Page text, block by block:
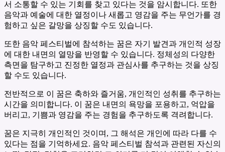
서 소통할 수 있는 기회를 찾고 있다는 것을 암시합니다. 또한
음악과 예술에 대한 열정이나 새롭고 영감을 주는 무언가를 경
험하고 싶은 갈망을 상징할 수도 있습니다.
또한 음악 페스티벌에 참석하는 꿈은 자기 발견과 개인적 성장
에 대한 내면의 열망을 반영할 수 있습니다. 정체성의 다양한
측면을 탐구하고 진정한 열정과 관심사를 추구하는 것을 상징
할 수도 있습니다.
전반적으로 이 꿈은 축하와 즐거움, 개인적인 성취를 추구하는
시간을 의미합니다. 이 꿈은 내면의 욕망을 포용하고, 억압을
버리고, 기쁨과 영감을 주는 경험을 추구하도록 격려합니다.
꿈은 지극히 개인적인 것이며, 그 해석은 개인에 따라 다를 수
있다는 점을 기억하세요. 음악 페스티벌 참석과 관련된 자신의